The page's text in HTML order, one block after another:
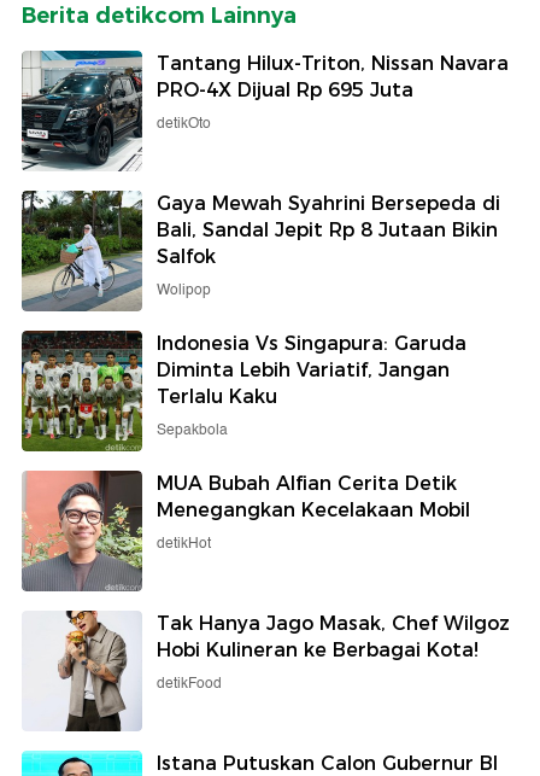
Berita detikcom Lainnya
Tantang Hilux-Triton, Nissan Navara
PRO-4X Dijual Rp 695 Juta
detikOto
Gaya Mewah Syahrini Bersepeda di
Bali, Sandal Jepit Rp 8 Jutaan Bikin
Salfok
Wolipop
Indonesia Vs Singapura: Garuda
Diminta Lebih Variatif, Jangan
Terlalu Kaku
Sepakbola
MUA Bubah Alfian Cerita Detik
Menegangkan Kecelakaan Mobil
detikHot
Tak Hanya Jago Masak, Chef Wilgoz
Hobi Kulineran ke Berbagai Kota!
detikFood
Istana Putuskan Calon Gubernur BI